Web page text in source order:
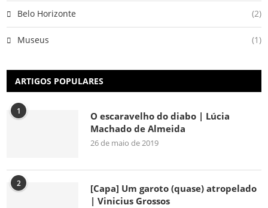
Belo Horizonte (2)
Museus (1)
ARTIGOS POPULARES
1
O escaravelho do diabo | Lúcia
Machado de Almeida
26 de maio de 2019
2
[Capa] Um garoto (quase) atropelado
| Vinicius Grossos